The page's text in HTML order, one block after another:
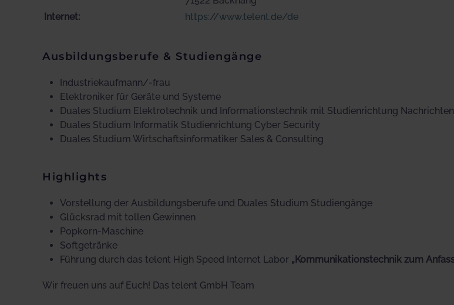
Internet:
https://www.telent.de/de
Ausbildungsberufe & Studiengänge
Industriekaufmann/-frau
Elektroniker für Geräte und Systeme
Duales Studium Elektrotechnik und Informationstechnik mit Studienrichtung
Duales Studium Informatik Studienrichtung Cyber Security
Duales Studium Wirtschaftsinformatiker Sales & Consulting
Highlights
Vorstellung der Ausbildungsberufe und Duales Studium Studiengänge
Glücksrad mit tollen Gewinnen
Popkorn-Maschine
Softgetränke
Führung durch das telent High Speed Internet Labor „Kommunikationstechnik zum
Wir freuen uns auf Euch! Das telent GmbH Team